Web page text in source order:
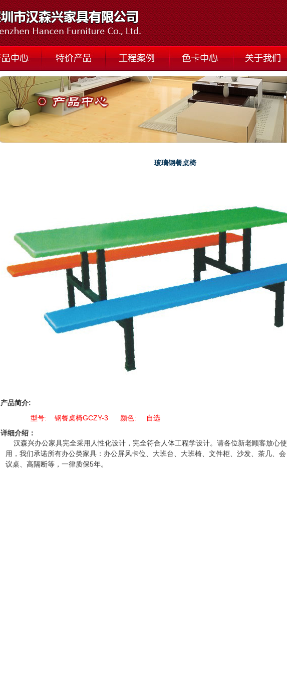
玻璃钢餐桌椅
产品简介:
型号: 钢餐桌椅GCZY-3 颜色: 自选
详细介绍：
汉森兴办公家具完全采用人性化设计，完全符合人体工程学设计。请各位新老顾客放心使
用，我们承诺所有办公类家具：办公屏风卡位、大班台、大班椅、文件柜、沙发、茶几、会
议桌、高隔断等，一律质保5年。